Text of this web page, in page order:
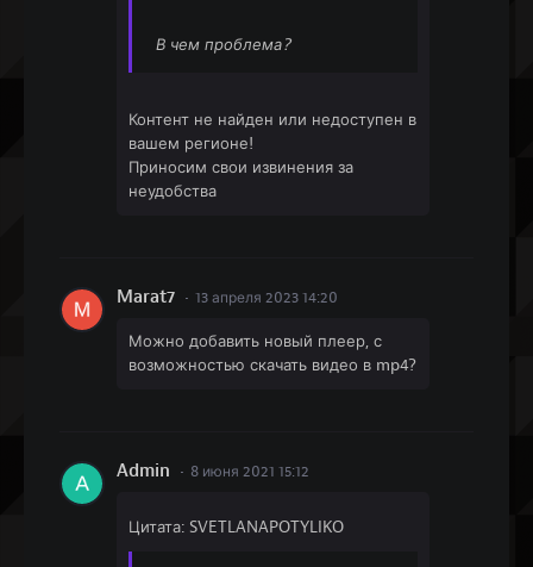
В чем проблема?
Контент не найден или недоступен в
вашем регионе!
Приносим свои извинения за
неудобства
Marat7 13 апреля 2023 14:20
Можно добавить новый плеер, с
возможностью скачать видео в mp4?
Admin 8 июня 2021 15:12
Цитата: SVETLANAPOTYLIKO